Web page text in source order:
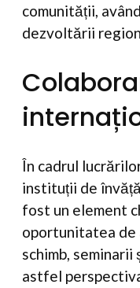
comunității,
dezvoltării
În cadrul
instituții de
fost un element
oportunitatea de
schimb,
astfel